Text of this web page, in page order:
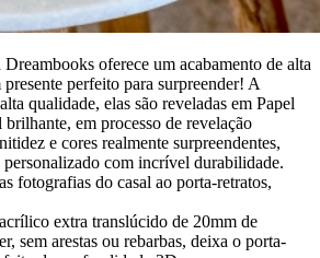
Dreambooks oferece um acabamento de alta
perfeito para surpreender! A
qualidade, elas são reveladas em Papel
em processo de revelação
e cores realmente surpreendentes,
com incrível durabilidade.
fotografias do casal ao porta-retratos,
extra translúcido de 20mm de
sem arestas ou rebarbas, deixa o porta-